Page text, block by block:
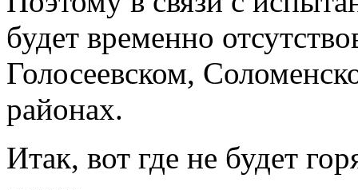
будет временно
Голосеевском,
районах.
Итак, вот где не будет